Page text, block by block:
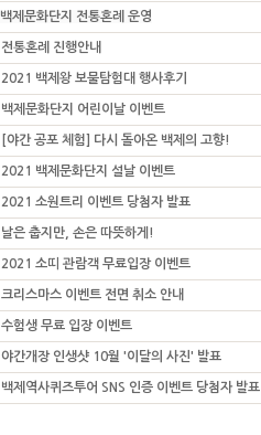
백제문화단지 전통혼례 운영
전통혼례 진행안내
2021 백제왕 보물탐험대 행사후기
백제문화단지 어린이날 이벤트
[야간 공포 체험] 다시 돌아온 백제의 고향!
2021 백제문화단지 설날 이벤트
2021 소원트리 이벤트 당첨자 발표
날은 춥지만, 손은 따뜻하게!
2021 소띠 관람객 무료입장 이벤트
크리스마스 이벤트 전면 취소 안내
수험생 무료 입장 이벤트
야간개장 인생샷 10월 '이달의 사진' 발표
백제역사퀴즈투어 SNS 인증 이벤트 당첨자 발표